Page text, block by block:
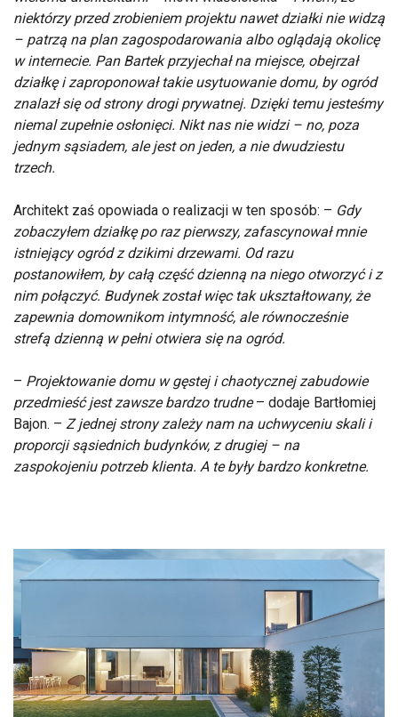
niektórzy przed zrobieniem projektu nawet działki nie widzą
– patrzą na plan zagospodarowania albo oglądają okolicę
w internecie. Pan Bartek przyjechał na miejsce, obejrzał
działkę i zaproponował takie usytuowanie domu, by ogród
znalazł się od strony drogi prywatnej. Dzięki temu jesteśmy
niemal zupełnie osłonięci. Nikt nas nie widzi – no, poza
jednym sąsiadem, ale jest on jeden, a nie dwudziestu
trzech.
Architekt zaś opowiada o realizacji w ten sposób: – Gdy
zobaczyłem działkę po raz pierwszy, zafascynował mnie
istniejący ogród z dzikimi drzewami. Od razu
postanowiłem, by całą część dzienną na niego otworzyć i z
nim połączyć. Budynek został więc tak ukształtowany, że
zapewnia domownikom intymność, ale równocześnie
strefą dzienną w pełni otwiera się na ogród.
– Projektowanie domu w gęstej i chaotycznej zabudowie
przedmieść jest zawsze bardzo trudne– dodaje Bartłomiej
Bajon. – Z jednej strony zależy nam na uchwyceniu skali i
proporcji sąsiednich budynków, z drugiej – na
zaspokojeniu potrzeb klienta. A te były bardzo konkretne.